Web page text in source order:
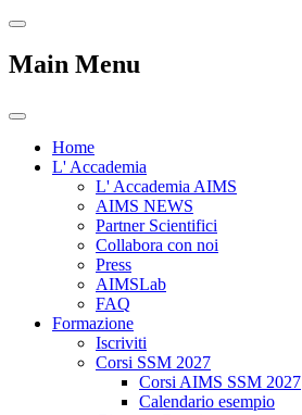
Main Menu
Home
L' Accademia
L' Accademia AIMS
AIMS NEWS
Partner Scientifici
Collabora con noi
Press
AIMSLab
FAQ
Formazione
Iscriviti
Corsi SSM 2027
Corsi AIMS SSM 2027
Calendario esempio